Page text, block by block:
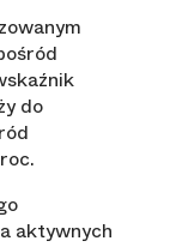
do
aktywnych